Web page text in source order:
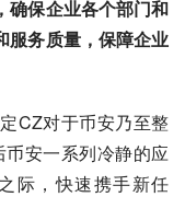
确保企业各个部门和
服务质量，保障企业
CZ对于币安乃至整
安一系列冷静的应
际，快速携手新任